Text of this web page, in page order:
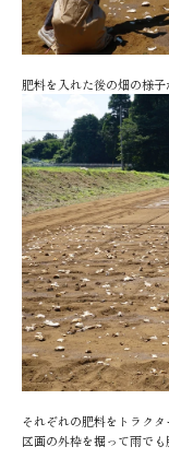
肥料を入れた後の畑の様子
それぞれの肥料をトラクタ
区画の外枠を掘って雨で